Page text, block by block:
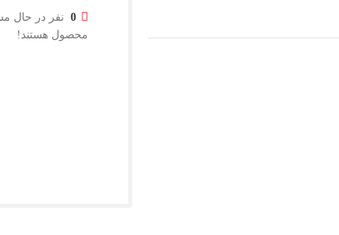
0
نفر در حال
محصول هستند!